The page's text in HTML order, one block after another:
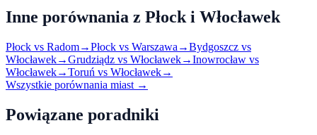
Inne porównania z Płock i Włocławek
Płock vs Radom→Płock vs Warszawa →Bydgoszcz vs
Włocławek→Grudziądz vs Włocławek→Inowrocław vs
Włocławek→Toruń vs Włocławek→
Wszystkie porównania miast →
Powiązane poradniki